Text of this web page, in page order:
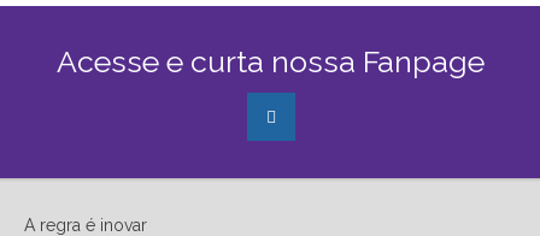
Acesse e curta nossa Fanpage
A regra é inovar